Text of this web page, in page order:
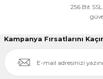
256 Bit
Kampanya Fırsatlarını